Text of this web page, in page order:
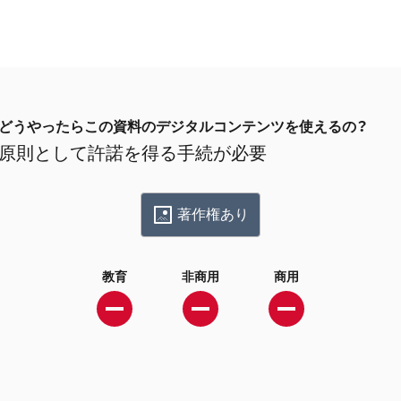
どうやったらこの資料のデジタルコンテンツを使えるの？
原則として許諾を得る手続が必要
著作権あり
教育 非商用 商用